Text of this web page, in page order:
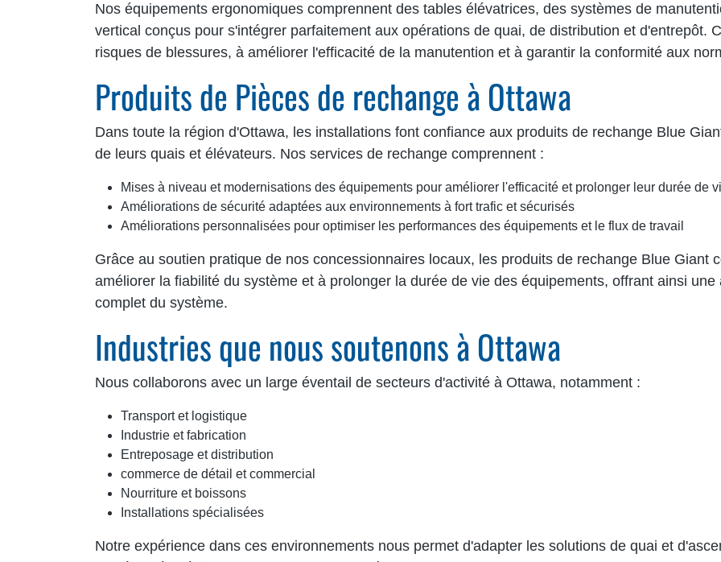
Nos équipements ergonomiques comprennent des tables élévatrices, des systèmes de
vertical conçus pour s'intégrer parfaitement aux opérations de quai, de distribution et d'entrepôt.
risques de blessures, à améliorer l'efficacité de la manutention et à garantir la conformité aux
Produits de Pièces de rechange à Ottawa
Dans toute la région d'Ottawa, les installations font confiance aux produits de rechange Blue
de leurs quais et élévateurs. Nos services de rechange comprennent :
Mises à niveau et modernisations des équipements pour améliorer l'efficacité et prolonger leur durée de
Améliorations de sécurité adaptées aux environnements à fort trafic et sécurisés
Améliorations personnalisées pour optimiser les performances des équipements et le flux de travail
Grâce au soutien pratique de nos concessionnaires locaux, les produits de rechange Blue Giant
améliorer la fiabilité du système et à prolonger la durée de vie des équipements, offrant ainsi
complet du système.
Industries que nous soutenons à Ottawa
Nous collaborons avec un large éventail de secteurs d'activité à Ottawa, notamment :
Transport et logistique
Industrie et fabrication
Entreposage et distribution
commerce de détail et commercial
Nourriture et boissons
Installations spécialisées
Notre expérience dans ces environnements nous permet d'adapter les solutions de quai et